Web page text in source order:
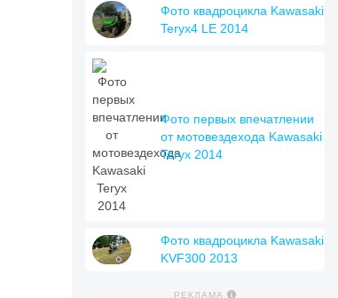
Фото квадроцикла Kawasaki
Teryx4 LE 2014
Фото первых впечатлении
от мотовездехода Kawasaki
Teryx 2014
Фото квадроцикла Kawasaki
KVF300 2013
РЕКЛАМА